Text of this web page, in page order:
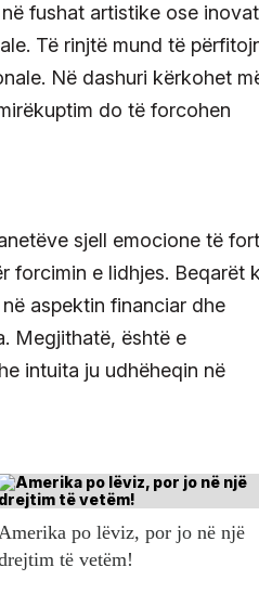
fushat artistike ose
Të rinjtë mund të
Në dashuri kërkohet
do të forcohen
sjell emocione të
forcimin e lidhjes. Beqarët
aspektin financiar dhe
Megjithatë, është e
intuita ju udhëheqin në
po lëviz, por jo në një
të vetëm!